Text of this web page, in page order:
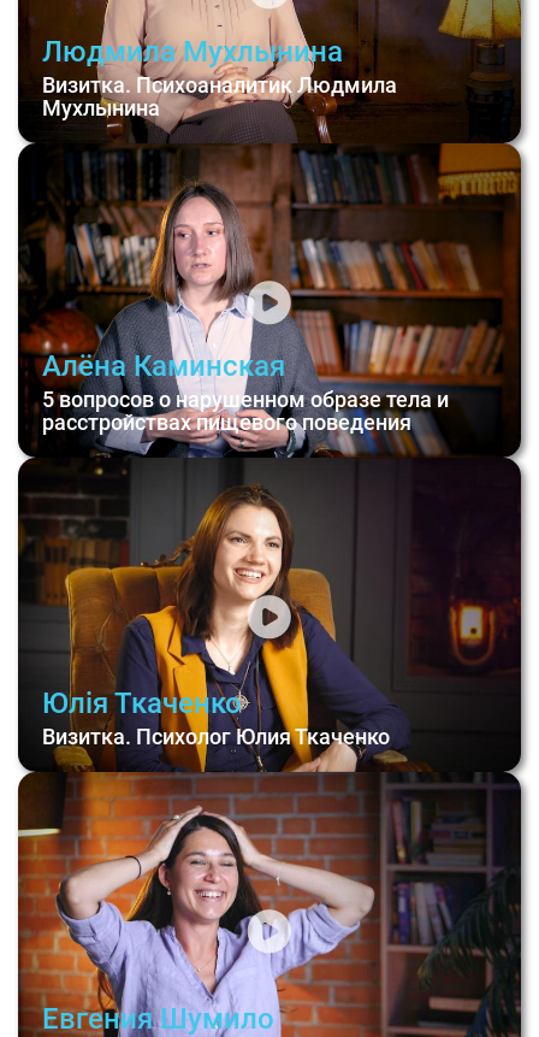
Людмила Мухлынина
Визитка. Психоаналитик Людмила
Мухлынина
Алёна Каминская
5 вопросов о нарушенном образе тела и
расстройствах пищевого поведения
Юлія Ткаченко
Визитка. Психолог Юлия Ткаченко
Евгения Шумило